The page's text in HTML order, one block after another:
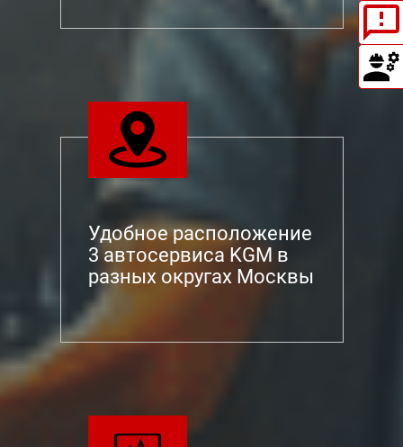
Удобное расположение
3 автосервиса KGM в
разных округах Москвы